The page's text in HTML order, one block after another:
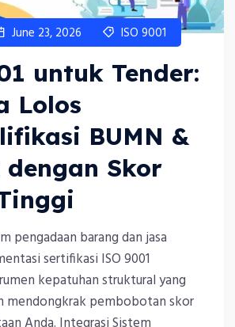
June 23, 2026 ISO 9001
untuk Tender:
Lolos
BUMN &
dengan Skor
pengadaan barang dan jasa
sertifikasi ISO 9001
kepatuhan struktural yang
mendongkrak pembobotan skor